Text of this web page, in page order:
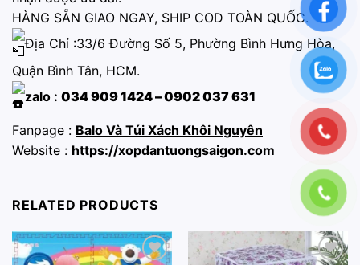
HÀNG SẴN GIAO NGAY, SHIP COD TOÀN QUỐC.
Địa Chỉ :33/6 Đường Số 5, Phường Bình Hưng Hòa,
Quận Bình Tân, HCM.
zalo : 034 909 1424 – 0902 037 631
Fanpage : Balo Và Túi Xách Khôi Nguyên
Website : https://xopdantuongsaigon.com
RELATED PRODUCTS